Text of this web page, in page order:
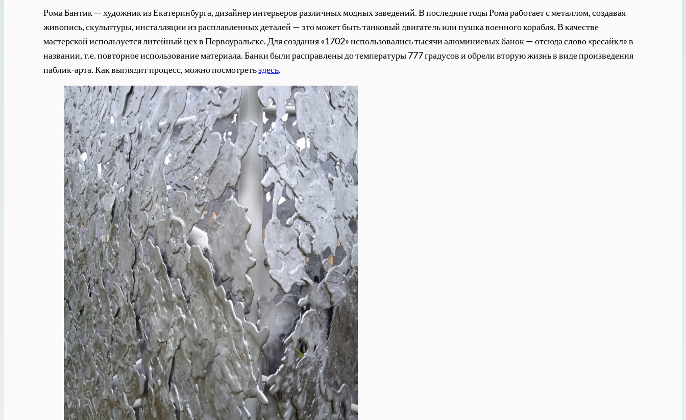
Рома Бантик — художник из Екатеринбурга, дизайнер интерьеров различных модных заведений. В последние годы Рома работает с металлом, создавая
живопись, скульптуры, инсталляции из расплавленных деталей — это может быть танковый двигатель или пушка военного корабля. В качестве
мастерской используется литейный цех в Первоуральске. Для создания «1702» использовались тысячи алюминиевых банок — отсюда слово «ресайкл» в
названии, т.е. повторное использование материала. Банки были расправлены до температуры 777 градусов и обрели вторую жизнь в виде произведения
паблик-арта. Как выглядит процесс, можно посмотретьздесь.